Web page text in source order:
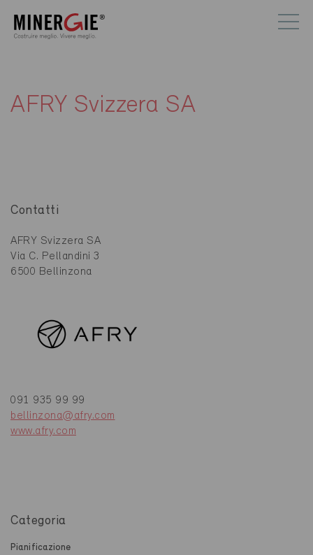
AFRY Svizzera SA
Contatti
AFRY Svizzera SA
Via C. Pellandini 3
6500 Bellinzona
091 935 99 99
bellinzona@afry.com
www.afry.com
Categoria
Pianificazione